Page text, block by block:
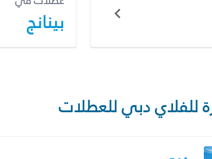
بينانج
للفلاي دبي للعطلات